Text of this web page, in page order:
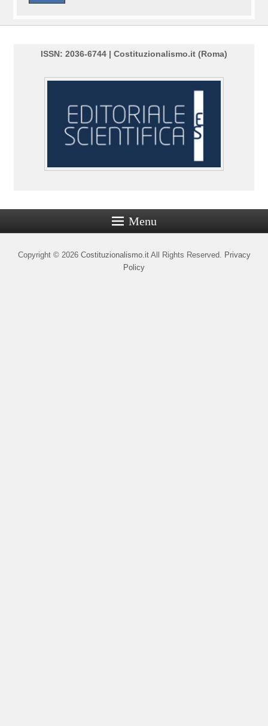
ISSN: 2036-6744 | Costituzionalismo.it (Roma)
Menu
Copyright © 2026 Costituzionalismo.itAll Rights Reserved. Privacy
Policy